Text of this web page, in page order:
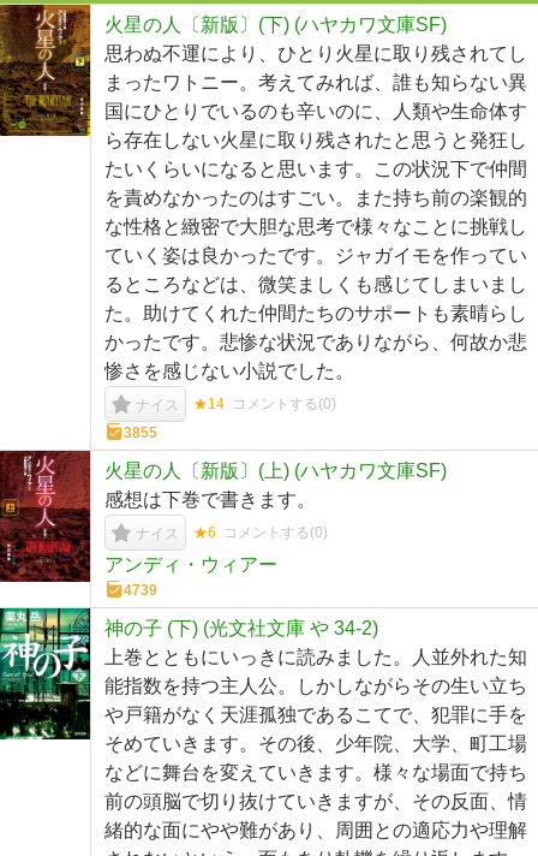
火星の人〔新版〕(下) (ハヤカワ文庫SF)
思わぬ不運により、ひとり火星に取り残されてし
まったワトニー。考えてみれば、誰も知らない異
国にひとりでいるのも辛いのに、人類や生命体す
ら存在しない火星に取り残されたと思うと発狂し
たいくらいになると思います。この状況下で仲間
を責めなかったのはすごい。また持ち前の楽観的
な性格と緻密で大胆な思考で様々なことに挑戦し
ていく姿は良かったです。ジャガイモを作ってい
るところなどは、微笑ましくも感じてしまいまし
た。助けてくれた仲間たちのサポートも素晴らし
かったです。悲惨な状況でありながら、何故か悲
惨さを感じない小説でした。
ナイス ★14 コメントする(0)
3855
火星の人〔新版〕(上) (ハヤカワ文庫SF)
感想は下巻で書きます。
ナイス ★6 コメントする(0)
アンディ・ウィアー
4739
神の子 (下) (光文社文庫 や 34-2)
上巻とともにいっきに読みました。人並外れた知
能指数を持つ主人公。しかしながらその生い立ち
や戸籍がなく天涯孤独であるこてで、犯罪に手を
そめていきます。その後、少年院、大学、町工場
などに舞台を変えていきます。様々な場面で持ち
前の頭脳で切り抜けていきますが、その反面、情
緒的な面にやや難があり、周囲との適応力や理解